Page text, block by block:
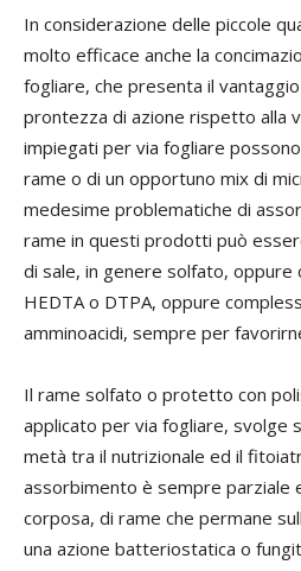
In considerazione delle piccole
molto efficace anche la
fogliare, che presenta il
prontezza di azione rispetto alla
impiegati per via fogliare
rame o di un opportuno mix di
medesime problematiche di
rame in questi prodotti può
di sale, in genere solfato, oppure
HEDTA o DTPA, oppure
amminoacidi, sempre per
Il rame solfato o protetto con
applicato per via fogliare, svolge
metà tra il nutrizionale ed il
assorbimento è sempre parziale
corposa, di rame che permane
una azione batteriostatica o